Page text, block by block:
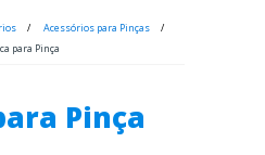
Acessórios para Pinças
para Pinça
Pinça